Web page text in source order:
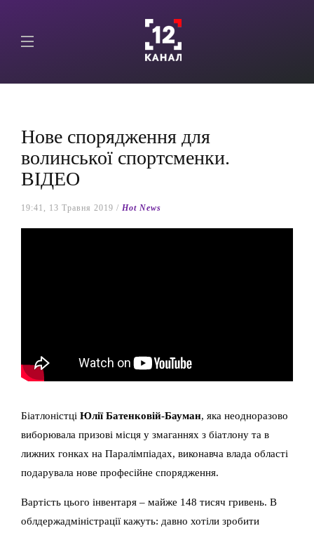
Нове спорядження для
волинської спортсменки.
ВІДЕО
19:41, 13 Травня 2019 / Hot News
Біатлоністці Юлії Батенковій-Бауман, яка неодноразово
виборювала призові місця у змаганнях з біатлону та в
лижних гонках на Паралімпіадах, виконавча влада області
подарувала нове професійне спорядження.
Вартість цього інвентаря – майже 148 тисяч гривень. В
облдержадміністрації кажуть: давно хотіли зробити